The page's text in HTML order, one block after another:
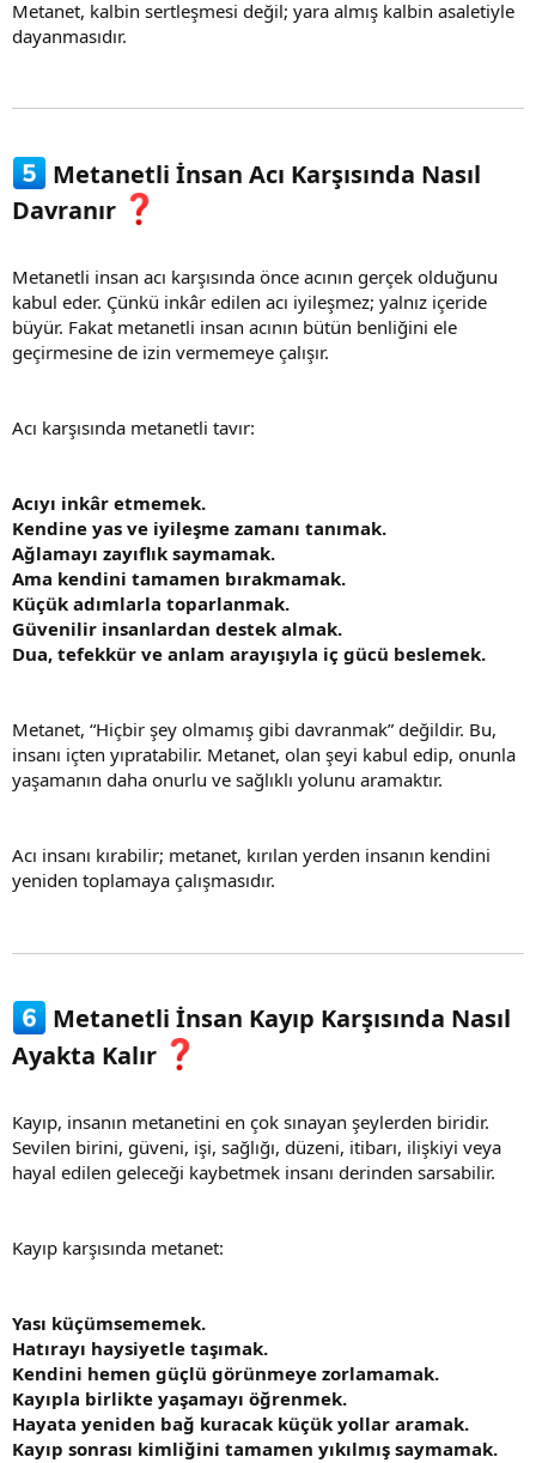
Metanet, kalbin sertleşmesi değil; yara almış kalbin asaletiyle
dayanmasıdır.
Metanetli İnsan Acı Karşısında Nasıl
Davranır
Metanetli insan acı karşısında önce acının gerçek olduğunu
kabul eder. Çünkü inkâr edilen acı iyileşmez; yalnız içeride
büyür. Fakat metanetli insan acının bütün benliğini ele
geçirmesine de izin vermemeye çalışır.
Acı karşısında metanetli tavır:
Acıyı inkâr etmemek.
Kendine yas ve iyileşme zamanı tanımak.
Ağlamayı zayıflık saymamak.
Ama kendini tamamen bırakmamak.
Küçük adımlarla toparlanmak.
Güvenilir insanlardan destek almak.
Dua, tefekkür ve anlam arayışıyla iç gücü beslemek.
Metanet, “Hiçbir şey olmamış gibi davranmak” değildir. Bu,
insanı içten yıpratabilir. Metanet, olan şeyi kabul edip, onunla
yaşamanın daha onurlu ve sağlıklı yolunu aramaktır.
Acı insanı kırabilir; metanet, kırılan yerden insanın kendini
yeniden toplamaya çalışmasıdır.
Metanetli İnsan Kayıp Karşısında Nasıl
Ayakta Kalır
Kayıp, insanın metanetini en çok sınayan şeylerden biridir.
Sevilen birini, güveni, işi, sağlığı, düzeni, itibarı, ilişkiyi veya
hayal edilen geleceği kaybetmek insanı derinden sarsabilir.
Kayıp karşısında metanet:
Yası küçümsememek.
Hatırayı haysiyetle taşımak.
Kendini hemen güçlü görünmeye zorlamamak.
Kayıpla birlikte yaşamayı öğrenmek.
Hayata yeniden bağ kuracak küçük yollar aramak.
Kayıp sonrası kimliğini tamamen yıkılmış saymamak.